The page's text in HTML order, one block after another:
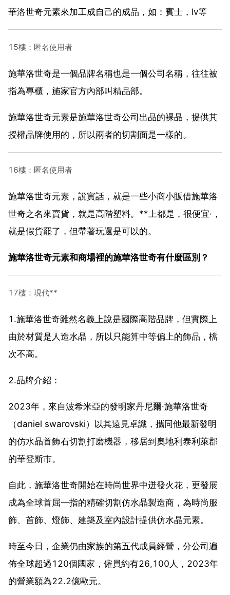
華洛世奇元素來加工成自己的成品，如：賓士，lv等
15樓：匿名使用者
施華洛世奇是一個品牌名稱也是一個公司名稱，往往被
指為專櫃，施家官方內部叫精品部。
施華洛世奇元素是施華洛世奇公司出品的裸晶，提供其
授權品牌使用的，所以兩者的切割面是一樣的。
16樓：匿名使用者
施華洛世奇元素，說實話，就是一些小商小販借施華洛
世奇之名來賣貨，就是高階塑料。**上都是，很便宜·，
就是假貨罷了，但帶著玩還是可以的。
施華洛世奇元素和商場裡的施華洛世奇有什麼區別？
17樓：現代**
1.施華洛世奇雖然名義上說是國際高階品牌，但實際上
由於材質是人造水晶，所以只能算中等偏上的飾品，檔
次不高。
2.品牌介紹：
2023年，來自波希米亞的發明家丹尼爾·施華洛世奇
（daniel swarovski）以其遠見卓識，攜同他最新發明
的仿水晶首飾石切割打磨機器，移居到奧地利泰利萊郡
的華登斯市。
自此，施華洛世奇開始在時尚世界中迸發火花，更發展
成為全球首屈一指的精確切割仿水晶製造商，為時尚服
飾、首飾、燈飾、建築及室內設計提供仿水晶元素。
時至今日，企業仍由家族的第五代成員經營，分公司遍
佈全球超過120個國家，僱員約有26,100人，2023年
的營業額為22.2億歐元。